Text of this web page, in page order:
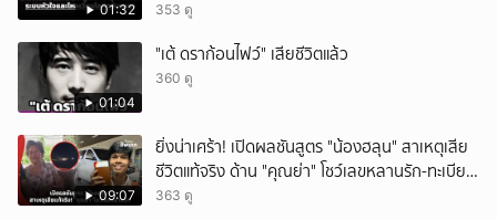
01:32 353 ดู
01:04
"เต้ ดราก้อนไฟว์" เสียชีวิตแล้ว
360 ดู
09:07
ยิ่งน่าเศร้า! เปิดผลชันสูตร "น้องฮลุน" สาเหตุเสีย
ชีวิตแท้จริง ด้าน "คุณย่า" โชว์เลขหลานรัก-ทะเบียน
รถเคลื่อนร่าง!
363 ดู